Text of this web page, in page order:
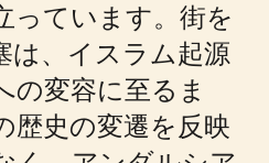
っています。街を
は、イスラム起源
の変容に至るま
歴史の変遷を反映